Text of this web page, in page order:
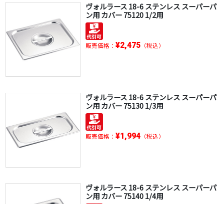
ヴォルラース 18-6 ステンレス スーパーパ
ン用 カバー 75120 1/2用
販売価格： ¥2,475（税込）
ヴォルラース 18-6 ステンレス スーパーパ
ン用 カバー 75130 1/3用
販売価格： ¥1,994（税込）
ヴォルラース 18-6 ステンレス スーパーパ
ン用 カバー 75140 1/4用